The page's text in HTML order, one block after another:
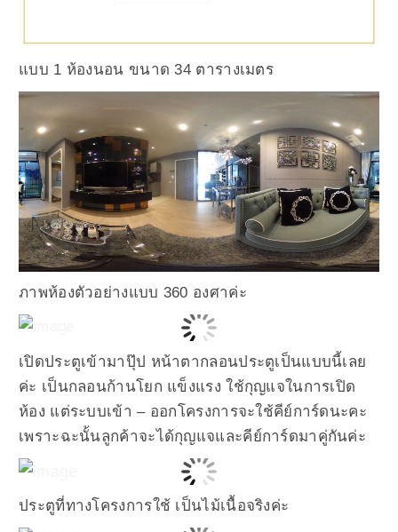
แบบ 1 ห้องนอน ขนาด 34 ตารางเมตร
ภาพห้องตัวอย่างแบบ 360 องศาค่ะ
เปิดประตูเข้ามาปุ๊ป หน้าตากลอนประตูเป็นแบบนี้เลย
ค่ะ เป็นกลอนก้านโยก แข็งแรง ใช้กุญแจในการเปิด
ห้อง แต่ระบบเข้า – ออกโครงการจะใช้คีย์การ์ดนะคะ
เพราะฉะนั้นลูกค้าจะได้กุญแจและคีย์การ์ดมาคู่กันค่ะ
ประตูที่ทางโครงการใช้ เป็นไม้เนื้อจริงค่ะ